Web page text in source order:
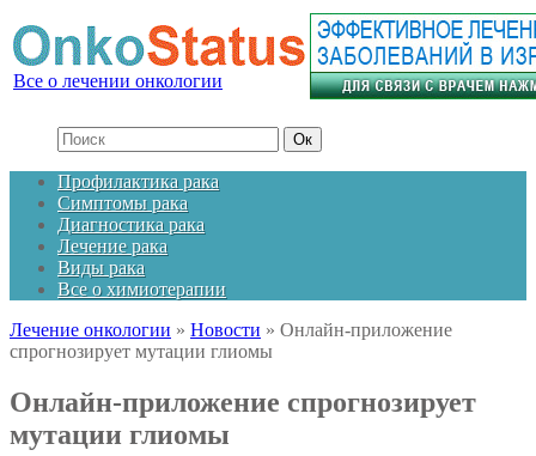
Все о лечении онкологии
Профилактика рака
Симптомы рака
Диагностика рака
Лечение рака
Виды рака
Все о химиотерапии
Лечение онкологии » Новости » Онлайн-приложение
спрогнозирует мутации глиомы
Онлайн-приложение спрогнозирует
мутации глиомы